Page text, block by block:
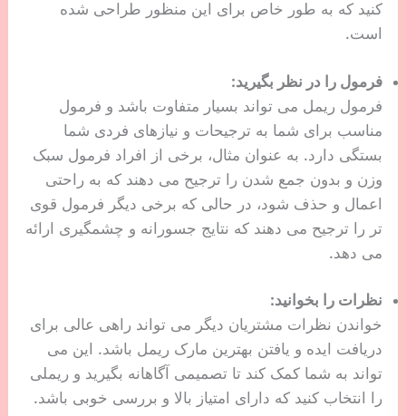
کنید که به طور خاص برای این منظور طراحی شده
است.
فرمول را در نظر بگیرید:
فرمول ریمل می تواند بسیار متفاوت باشد و فرمول
مناسب برای شما به ترجیحات و نیازهای فردی شما
بستگی دارد. به عنوان مثال، برخی از افراد فرمول سبک
وزن و بدون جمع شدن را ترجیح می دهند که به راحتی
اعمال و حذف شود، در حالی که برخی دیگر فرمول قوی
تر را ترجیح می دهند که نتایج جسورانه و چشمگیری ارائه
می دهد.
نظرات را بخوانید:
خواندن نظرات مشتریان دیگر می تواند راهی عالی برای
دریافت ایده و یافتن بهترین مارک ریمل باشد. این می
تواند به شما کمک کند تا تصمیمی آگاهانه بگیرید و ریملی
را انتخاب کنید که دارای امتیاز بالا و بررسی خوبی باشد.